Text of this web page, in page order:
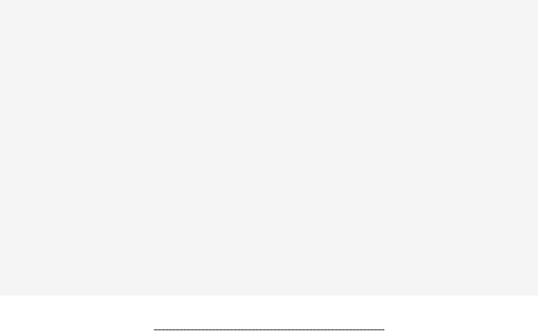
----------------------------------------------------------------